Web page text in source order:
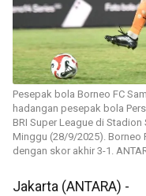
Pesepak bola Borneo FC
hadangan pesepak bola
BRI Super League di Stadion
Minggu (28/9/2025). Borneo
dengan skor akhir 3-1.
Jakarta (ANTARA) -